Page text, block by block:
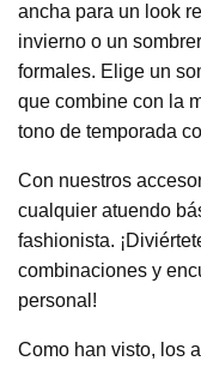
ancha para un look
invierno o un
formales. Elige un
que combine con la
tono de temporada
Con nuestros
cualquier atuendo
fashionista.
combinaciones y
personal!
Como han visto, los